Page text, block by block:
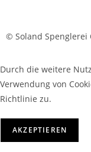
© Soland Spenglerei
Durch die weitere
Verwendung von
Richtlinie zu.
AKZEPTIEREN